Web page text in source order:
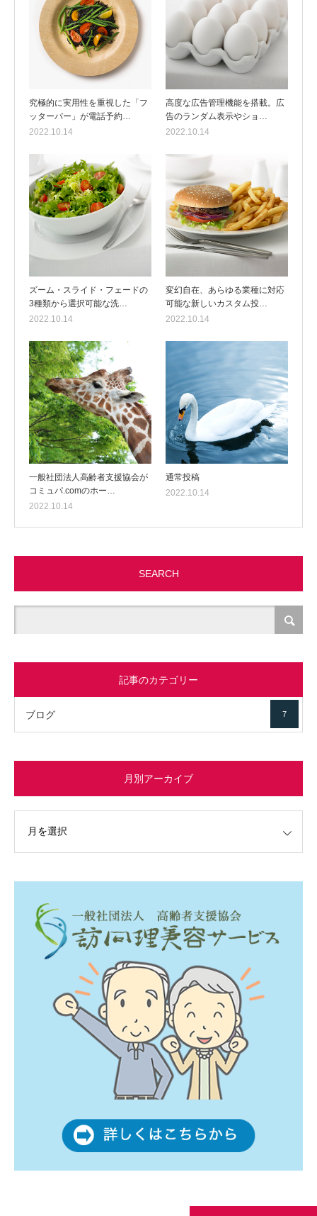
究極的に実用性を重視した「フ
ッターバー」が電話予約…
2022.10.14
高度な広告管理機能を搭載。広
告のランダム表示やショ…
2022.10.14
ズーム・スライド・フェードの
3種類から選択可能な洗…
2022.10.14
変幻自在、あらゆる業種に対応
可能な新しいカスタム投…
2022.10.14
一般社団法人高齢者支援協会が
コミュパ.comのホー…
2022.10.14
通常投稿
2022.10.14
SEARCH
記事のカテゴリー
ブログ 7
月別アーカイブ
変幻自在、あらゆる業種に対応可能な新しい
カスタム投稿タイプ実…
一般社団法人高齢者支援協会がコミュパ.com
のホームページを…
通常投稿
Hello world!